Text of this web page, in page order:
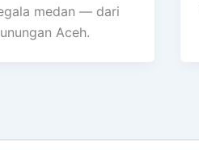
medan — dari
Aceh.